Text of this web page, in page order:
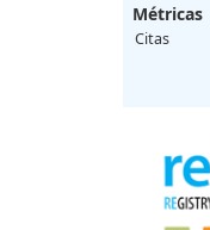
Métricas
Citas